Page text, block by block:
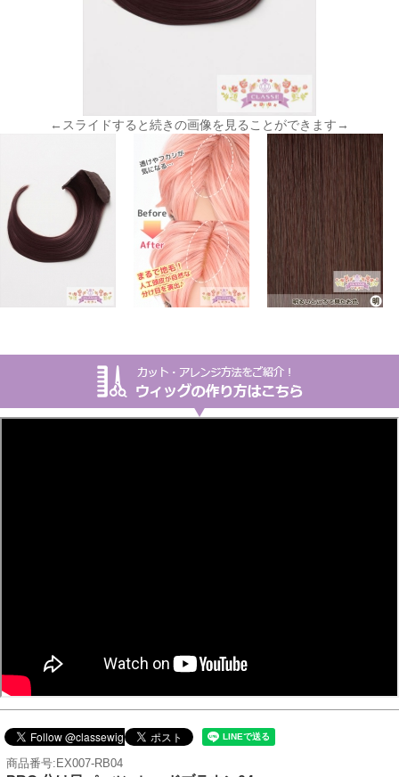
←スライドすると続きの画像を見ることができます→
商品番号:EX007-RB04